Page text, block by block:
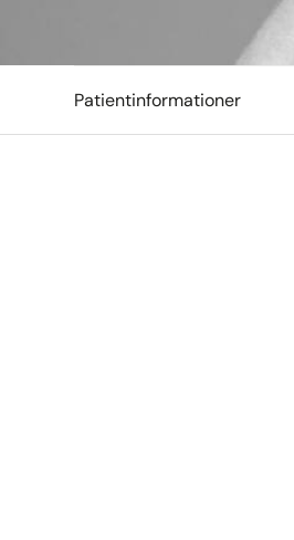
Patientinformationer